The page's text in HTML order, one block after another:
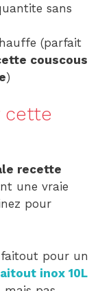
sans
(parfait
couscous
)
cette
recette
une vraie
pour
pour un
inox 10L